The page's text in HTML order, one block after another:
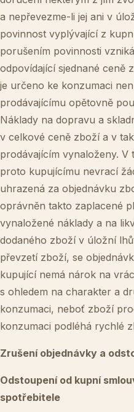
a nepřevezme-li jej ani v
povinnost vyplývající z
porušením povinnosti
odpovídající sjednané ceně
je určeno ke konzumaci
prodávajícímu opětovně
Náklady na dopravu a
v celkové ceně zboží a v
prodávajícím vynaloženy. V
proto kupujícímu nevrací
uhrazená za objednávku
oprávněn takto zaplacené
vynaložené náklady a na
dodaného zboží v úložní
převzetí zboží, se
kupující nemá nárok na
s ohledem na charakter a
konzumaci, neboť zboží
konzumaci podléhá rychlé
Zrušení objednávky a
Odstoupení od kupní
spotřebitele